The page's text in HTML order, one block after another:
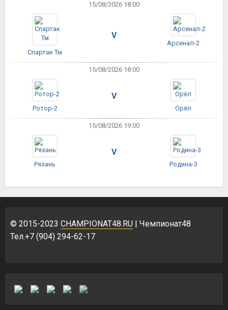
15/08/2026 18:00
Спартак Тм
V
Арсенал-2
15/08/2026 18:00
Ротор-2
V
Орёл
15/08/2026 19:00
Рязань
V
Родина-3
© 2015-2023 CHAMPIONAT48.RU | Чемпионат48
Тел.+7 (904) 294-62-17